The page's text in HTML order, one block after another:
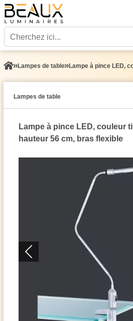
Lampes de table Lampe à pince LED,
Lampes de table
Lampe à pince LED, couleur
hauteur 56 cm, bras flexible